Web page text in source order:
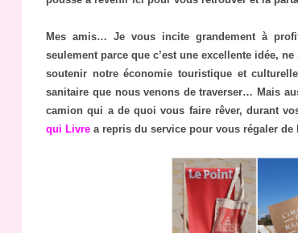
Mes amis… Je vous incite grandement à
seulement parce que c’est une excellente idée,
soutenir notre économie touristique et
sanitaire que nous venons de traverser… Mais
camion qui a de quoi vous faire rêver, durant
qui Livre a repris du service pour vous régaler